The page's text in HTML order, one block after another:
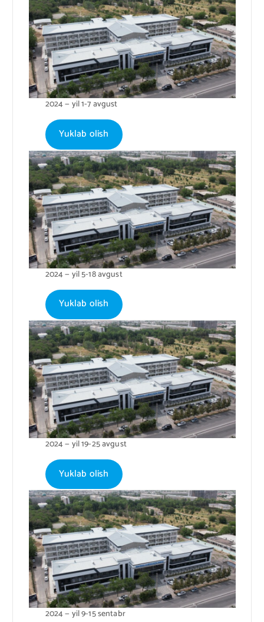
2024 — yil 1-7 avgust
Yuklab olish
2024 — yil 5-18 avgust
Yuklab olish
2024 — yil 19-25 avgust
Yuklab olish
2024 — yil 9-15 sentabr